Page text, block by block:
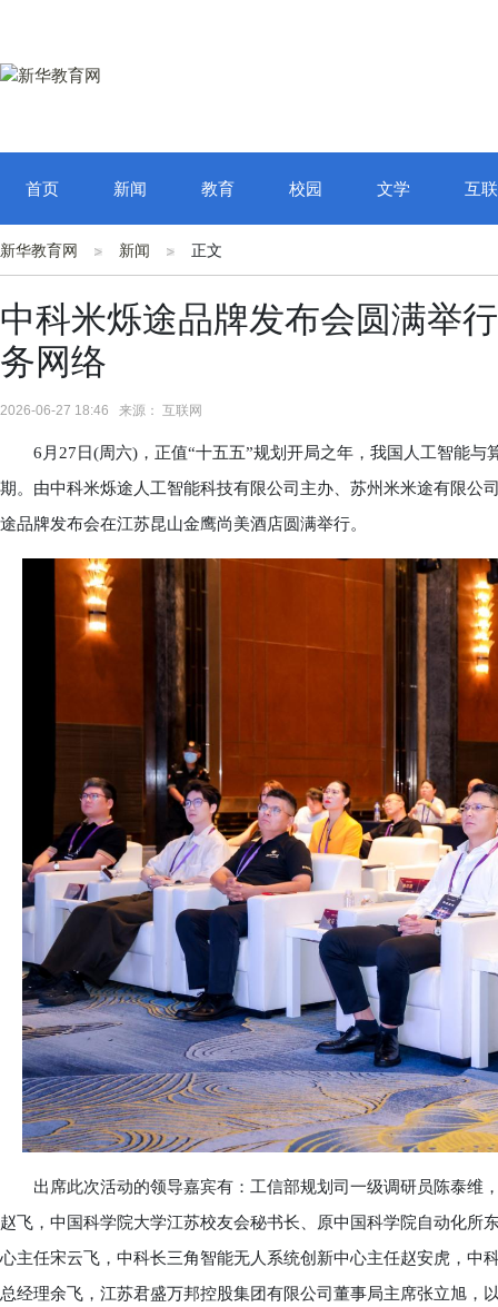
首页 新闻 教育 校园 文学 互
新华教育网 新闻 正文
中科米烁途品牌发布会圆满举
务网络
2026-06-27 18:46 来源： 互联网
6月27日(周六)，正值“十五五”规划开局之年，我国人工智能与
期。由中科米烁途人工智能科技有限公司主办、苏州米米途有限公
途品牌发布会在江苏昆山金鹰尚美酒店圆满举行。
出席此次活动的领导嘉宾有：工信部规划司一级调研员陈泰维
赵飞，中国科学院大学江苏校友会秘书长、原中国科学院自动化所
心主任宋云飞，中科长三角智能无人系统创新中心主任赵安虎，中
总经理余飞，江苏君盛万邦控股集团有限公司董事局主席张立旭，